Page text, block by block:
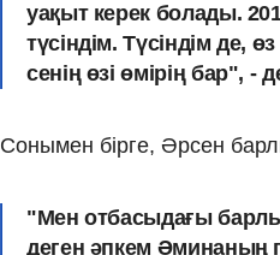
уақыт керек болады.
түсіндім. Түсіндім де,
сенің өзі өмірің бар", -
Сонымен бірге, Әрсен
"Мен отбасыдағы
деген әпкем Әминаның